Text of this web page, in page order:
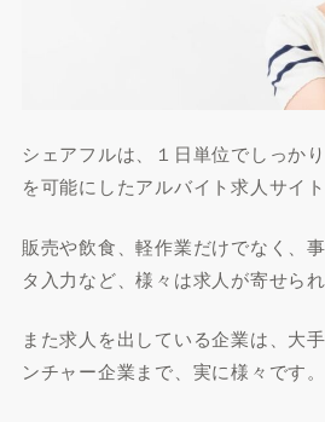
シェアフルは、１日単位でしっか
を可能にしたアルバイト求人サイト
販売や飲食、軽作業だけでなく、
タ入力など、様々は求人が寄せられ
また求人を出している企業は、大
ンチャー企業まで、実に様々です。